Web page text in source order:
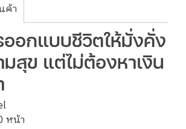
ค้า
ออกแบบชีวิตให้มั่งคั่ง
สุข แต่ไม่ต้องหาเงิน
หน้า